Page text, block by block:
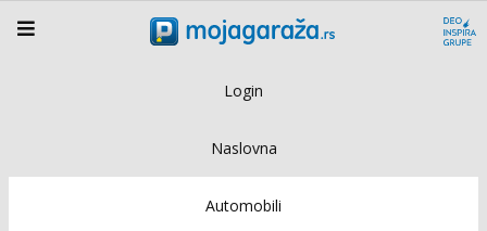
Login
Naslovna
Automobili